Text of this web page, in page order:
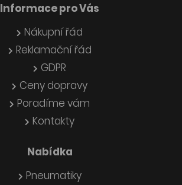
Informace pro Vás
Nákupní řád
Reklamační řád
GDPR
Ceny dopravy
Poradíme vám
Kontakty
Nabídka
Pneumatiky